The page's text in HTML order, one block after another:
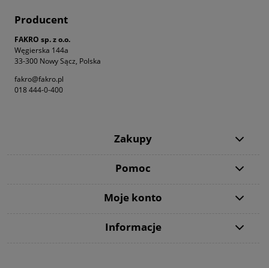
Producent
FAKRO sp. z o.o.
Węgierska 144a
33-300 Nowy Sącz, Polska
fakro@fakro.pl
018 444-0-400
Zakupy
Pomoc
Moje konto
Informacje